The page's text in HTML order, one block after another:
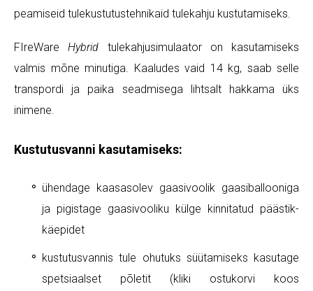
peamiseid tulekustutustehnikaid tulekahju kustutamiseks.
FIreWareHybrid tulekahjusimulaator on kasutamiseks
valmis mõne minutiga. Kaaludes vaid 14 kg, saab selle
transpordi ja paika seadmisega lihtsalt hakkama üks
inimene.
Kustutusvanni kasutamiseks:
ühendage kaasasolev gaasivoolik gaasiballooniga
ja pigistage gaasivooliku külge kinnitatud päästik-
käepidet
kustutusvannis tule ohutuks süütamiseks kasutage
spetsiaalset põletit (kliki ostukorvi koos